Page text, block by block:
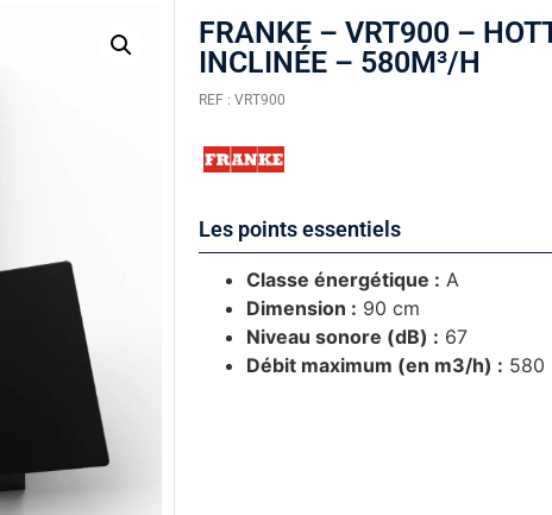
FRANKE – VRT900 –
INCLINÉE – 580M³/H
REF : VRT900
Les points essentiels
Classe énergétique : A
Dimension : 90 cm
Niveau sonore (dB) : 67
Débit maximum (en m3/h) : 580